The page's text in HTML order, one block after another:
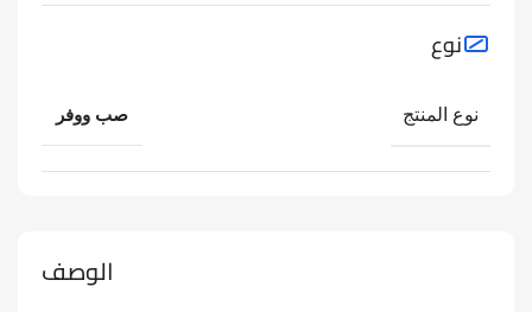
الوصف
نوع
نوع المنتج صب ووفر